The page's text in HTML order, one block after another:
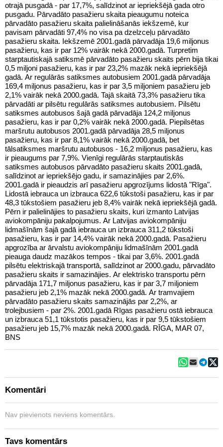
otrajā pusgadā - par 17,7%, salīdzinot ar iepriekšējā gada otro
pusgadu. Pārvadāto pasažieru skaita pieaugumu noteica
pārvadāto pasažieru skaita palielināšanās iekšzemē, kur
pavisam pārvadāti 97,4% no visa pa dzelzceļu pārvadāto
pasažieru skaita. Iekšzemē 2001.gadā pārvadāja 19,6 miljonus
pasažieru, kas ir par 12% vairāk nekā 2000.gadā. Turpretim
starptautiskajā satiksmē pārvadāto pasažieru skaits pērn bija tikai
0,5 miljoni pasažieru, kas ir par 23,2% mazāk nekā iepriekšējā
gadā. Ar regulārās satiksmes autobusiem 2001.gadā pārvadāja
169,4 miljonus pasažieru, kas ir par 3,5 miljoniem pasažieru jeb
2,1% vairāk nekā 2000.gadā. Tajā skaitā 73,3% pasažieru tika
pārvadāti ar pilsētu regulārās satiksmes autobusiem. Pilsētu
satiksmes autobusos šajā gadā pārvadāja 124,2 miljonus
pasažieru, kas ir par 0,2% vairāk nekā 2000.gadā. Piepilsētas
maršrutu autobusos 2001.gadā pārvadāja 28,5 miljonus
pasažieru, kas ir par 8,1% vairāk nekā 2000.gadā, bet
tālsatiksmes maršrutu autobusos - 16,2 miljonus pasažieru, kas
ir pieaugums par 7,9%. Vienīgi regulārās starptautiskās
satiksmes autobusos pārvadāto pasažieru skaits 2001.gadā,
salīdzinot ar iepriekšējo gadu, ir samazinājies par 2,6%.
2001.gadā ir pieaudzis arī pasažieru apgrozījums lidostā "Rīga".
Lidostā iebrauca un izbrauca 622,6 tūkstoši pasažieru, kas ir par
48,3 tūkstošiem pasažieru jeb 8,4% vairāk nekā iepriekšējā gadā.
Pērn ir palielinājies to pasažieru skaits, kuri izmanto Latvijas
aviokompāniju pakalpojumus. Ar Latvijas aviokompāniju
lidmašīnām šajā gadā iebrauca un izbrauca 311,2 tūkstoši
pasažieru, kas ir par 14,4% vairāk nekā 2000.gadā. Pasažieru
apgrozība ar ārvalstu aviokompāniju lidmašīnām 2001.gadā
pieauga daudz mazākos tempos - tikai par 3,6%. 2001.gadā
pilsētu elektriskajā transportā, salīdzinot ar 2000.gadu, pārvadāto
pasažieru skaits ir samazinājies. Ar elektrisko transportu pērn
pārvadāja 171,7 miljonus pasažieru, kas ir par 3,7 miljoniem
pasažieru jeb 2,1% mazāk nekā 2000.gadā. Ar tramvajiem
pārvadāto pasažieru skaits samazinājās par 2,2%, ar
trolejbusiem - par 2%. 2001.gadā Rīgas pasažieru ostā iebrauca
un izbrauca 51,1 tūkstotis pasažieru, kas ir par 9,5 tūkstošiem
pasažieru jeb 15,7% mazāk nekā 2000.gadā. RĪGA, MAR 07,
BNS
Komentāri
Nav pievienots neviens komentārs.
Tavs komentārs